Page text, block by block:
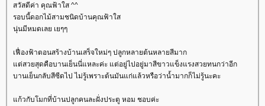
สวัสดีค่า คุณฟ้าใส ^^
รอบนี้ดอกไม้สามชนิดบ้านคุณฟ้าใส
นุ่นมีหมดเลย เยๆๆ
เฟื่องฟ้าตอนสร้างบ้านเสร็จใหม่ๆ ปลูกหลายต้นหลายสีมาก
ต่สวยสุดคือบานเย็นนี่แหละค่ะ แต่อยู่ไปอยู่มาสีขาวแข็งแรงสวยทนกว่าอีก
บานเย็นกลับสีซีดไป ไม่รู้เพราะต้นมันแก่แล้วหรือว่าน้ำมากก็ไม่รู้นะคะ
ก้วกับโมกที่บ้านปลูกคนละฝั่งประตู หอม ชอบค่ะ